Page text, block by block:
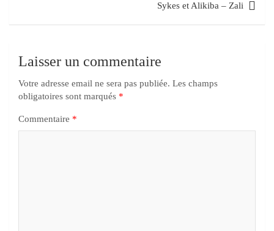
Sykes et Alikiba – Zali
Laisser un commentaire
Votre adresse email ne sera pas publiée. Les champs
obligatoires sont marqués *
Commentaire *